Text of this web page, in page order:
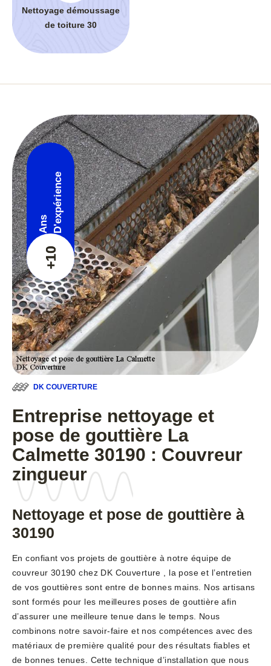
Nettoyage démoussage
de toiture 30
+10
Ans D'expérience
DK COUVERTURE
Entreprise nettoyage et
pose de gouttière La
Calmette 30190 : Couvreur
zingueur
Nettoyage et pose de gouttière à
30190
En confiant vos projets de gouttière à notre équipe de
couvreur 30190 chez DK Couverture , la pose et l’entretien
de vos gouttières sont entre de bonnes mains. Nos artisans
sont formés pour les meilleures poses de gouttière afin
d’assurer une meilleure tenue dans le temps. Nous
combinons notre savoir-faire et nos compétences avec des
matériaux de première qualité pour des résultats fiables et
de bonnes tenues. Cette technique d’installation que nous